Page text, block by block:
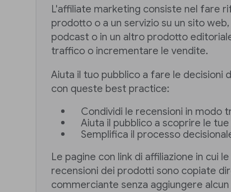
L'affiliate marketing consiste nel fare
prodotto o a un servizio su un sito
podcast o in un altro prodotto
traffico o incrementare le vendite.
Aiuta il tuo pubblico a fare le decisioni
con queste best practice:
Condividi le recensioni in modo
Aiuta il pubblico a scoprire le
Semplifica il processo
Le pagine con link di affiliazione in cui
recensioni dei prodotti sono copiate
commerciante senza aggiungere